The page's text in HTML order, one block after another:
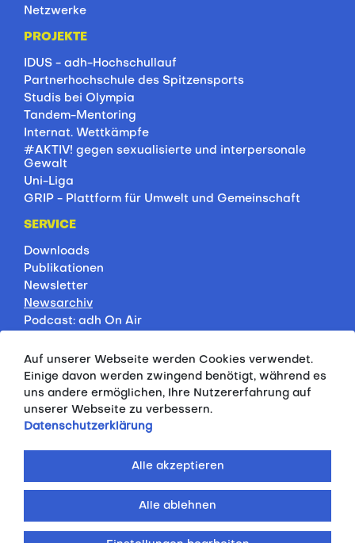
Netzwerke
PROJEKTE
IDUS - adh-Hochschullauf
Partnerhochschule des Spitzensports
Studis bei Olympia
Tandem-Mentoring
Internat. Wettkämpfe
#AKTIV! gegen sexualisierte und interpersonale
Gewalt
Uni-Liga
GRIP - Plattform für Umwelt und Gemeinschaft
SERVICE
Downloads
Publikationen
Newsletter
Newsarchiv
Podcast: adh On Air
Rankings
Servicepartner
HSP-Onlinekurse
PRESSE
© 2026 ALLGEMEINER DEUTSCHER
Auf unserer Webseite werden Cookies verwendet.
Einige davon werden zwingend benötigt, während es
uns andere ermöglichen, Ihre Nutzererfahrung auf
unserer Webseite zu verbessern.
Datenschutzerklärung
Alle ablehnen
Alle akzeptieren